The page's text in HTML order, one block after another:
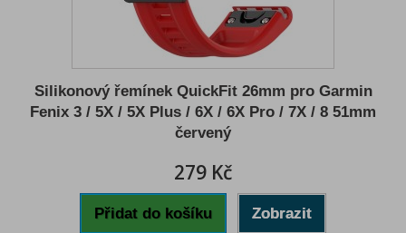
Silikonový řemínek QuickFit 26mm pro Garmin
Fenix 3 / 5X / 5X Plus / 6X / 6X Pro / 7X / 8 51mm
červený
279 Kč
Přidat do košíku Zobrazit